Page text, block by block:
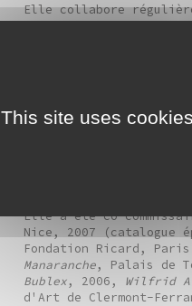
Elle collabore
AnnLee, Boris Achour,
Peinado, Anri Sala,
Elle a également publié
Pauline Fondevila,
Alain Séchas, Erwin
Elle a été co-
Nice, 2007 (catalogue
Fondation Ricard,
Manaranche, Palais de
Bublex, 2006, Wilfrid
d'Art de Clermont-
This site uses